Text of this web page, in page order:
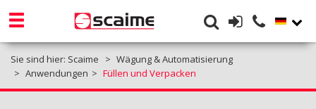
Sie sind hier: Scaime
Wägung & Automatisierung
Anwendungen
Füllen und Verpacken